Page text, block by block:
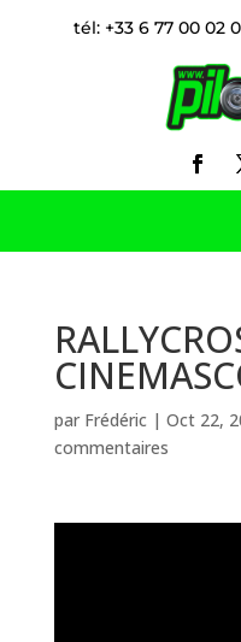
tél: +33 6 77 00 02
par Frédéric| Oct 22,
commentaires